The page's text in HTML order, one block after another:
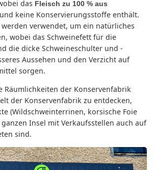
das Fleisch zu 100 % aus
und keine Konservierungsstoffe enthält.
verwendet, um ein natürliches
wobei das Schweinefett für die
die dicke Schweineschulter und -
Aussehen und den Verzicht auf
sorgen.
Räumlichkeiten der Konservenfabrik
der Konservenfabrik zu entdecken,
(Wildschweinterrinen, korsische Foie
Insel mit Verkaufsstellen auch auf
sind.